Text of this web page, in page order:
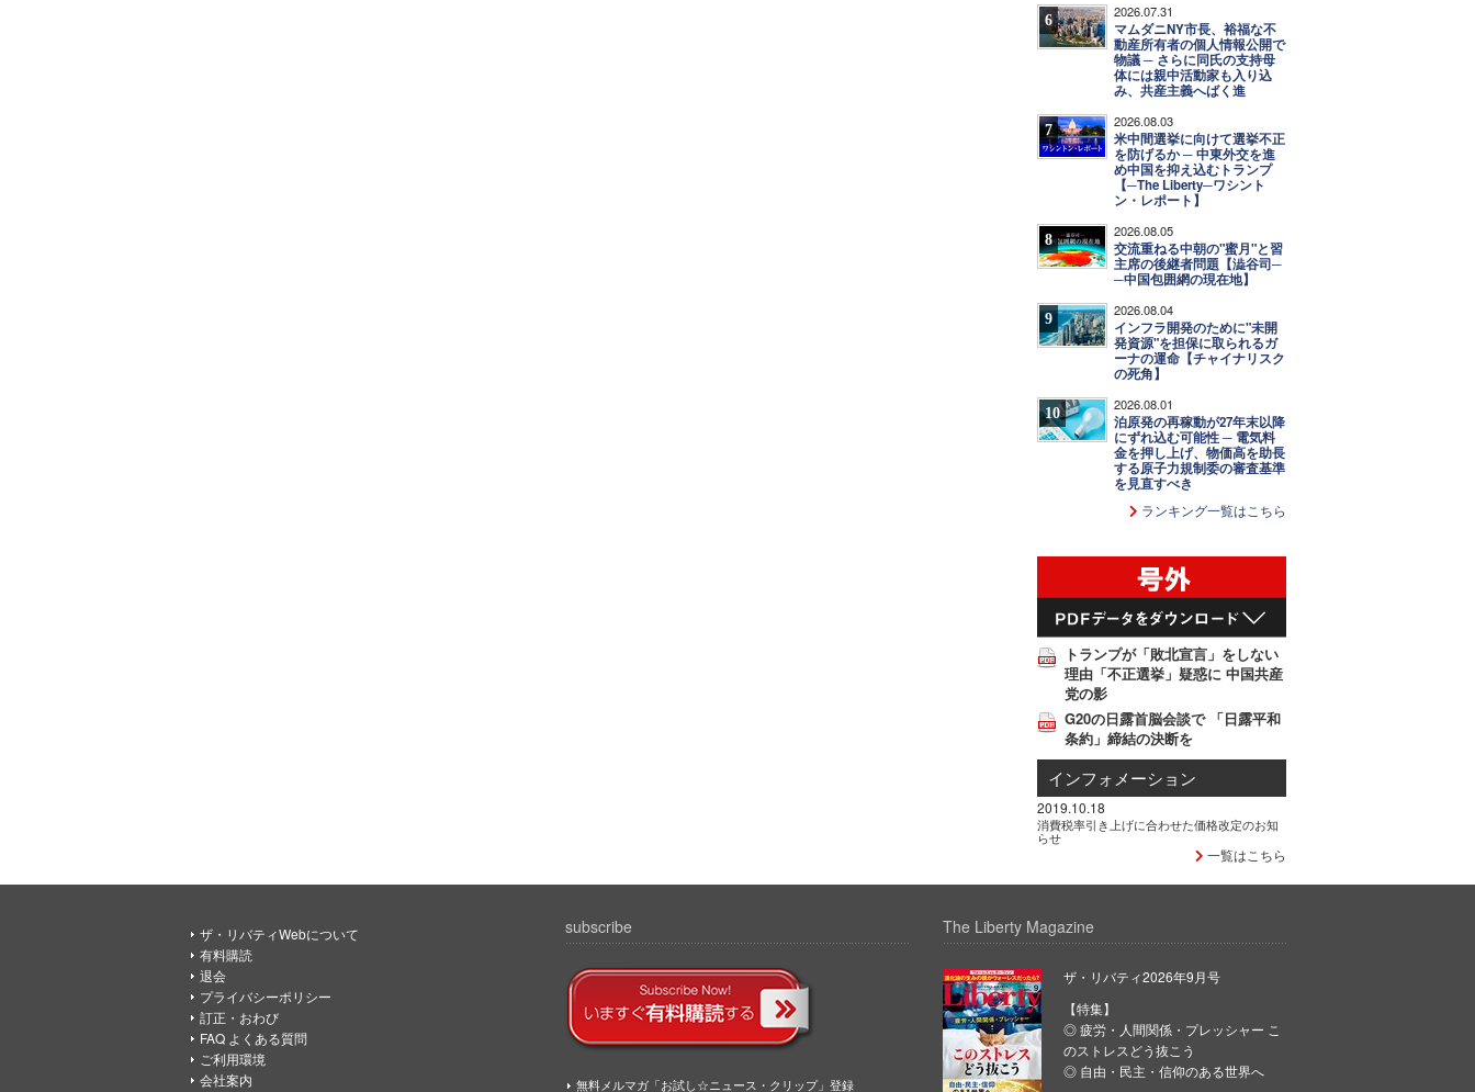
6 2026.07.31
マムダニNY市長、裕福な不
動産所有者の個人情報公開で
物議 ─ さらに同氏の支持母
体には親中活動家も入り込
み、共産主義へばく進
7 2026.08.03
米中間選挙に向けて選挙不正
を防げるか ─ 中東外交を進
め中国を抑え込むトランプ
【─The Liberty─ワシント
ン・レポート】
8 2026.08.05
交流重ねる中朝の"蜜月"と習
主席の後継者問題【澁谷司─
─中国包囲網の現在地】
9 2026.08.04
インフラ開発のために"未開
発資源"を担保に取られるガ
ーナの運命【チャイナリスク
の死角】
10 2026.08.01
泊原発の再稼動が27年末以降
にずれ込む可能性 ─ 電気料
金を押し上げ、物価高を助長
する原子力規制委の審査基準
を見直すべき
ランキング一覧はこちら
トランプが「敗北宣言」をしない
理由「不正選挙」疑惑に 中国共産
党の影
G20の日露首脳会談で 「日露平和
条約」締結の決断を
インフォメーション
2019.10.18
消費税率引き上げに合わせた価格改定のお知
らせ
一覧はこちら
ザ・リバティWebについて
有料購読
退会
プライバシーポリシー
訂正・おわび
FAQ よくある質問
ご利用環境
会社案内
subscribe
無料メルマガ「お試し☆ニュース・クリップ」登録
The Liberty Magazine
ザ・リバティ2026年9月号
【特集】
◎ 疲労・人間関係・プレッシャー こ
のストレスどう抜こう
◎ 自由・民主・信仰のある世界へ